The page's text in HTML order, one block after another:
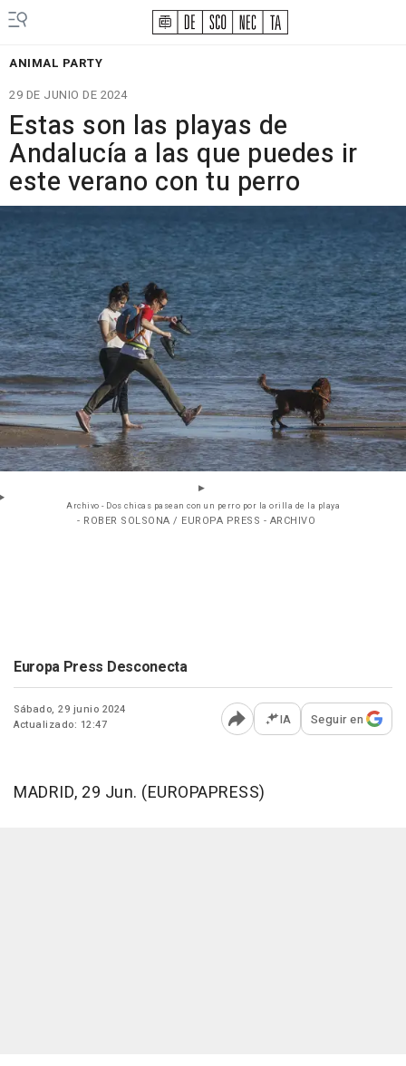
ANIMAL PARTY
29 DE JUNIO DE 2024
Estas son las playas de
Andalucía a las que puedes ir
este verano con tu perro
Archivo - Dos chicas pasean con un perro por la orilla de la playa
- ROBER SOLSONA / EUROPA PRESS - ARCHIVO
Europa Press Desconecta
Sábado, 29 junio 2024
Actualizado: 12:47
Abrir opciones para
IA Seguir en
MADRID, 29 Jun. (EUROPAPRESS)